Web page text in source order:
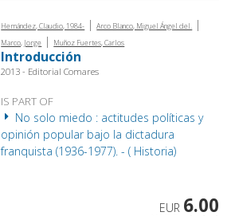
Hernández, Claudio, 1984- | Arco Blanco, Miguel Ángel del. |
Marco, Jorge | Muñoz Fuertes, Carlos
Introducción
2013 - Editorial Comares
IS PART OF
No solo miedo : actitudes políticas y
opinión popular bajo la dictadura
franquista (1936-1977). - ( Historia)
EUR 6.00